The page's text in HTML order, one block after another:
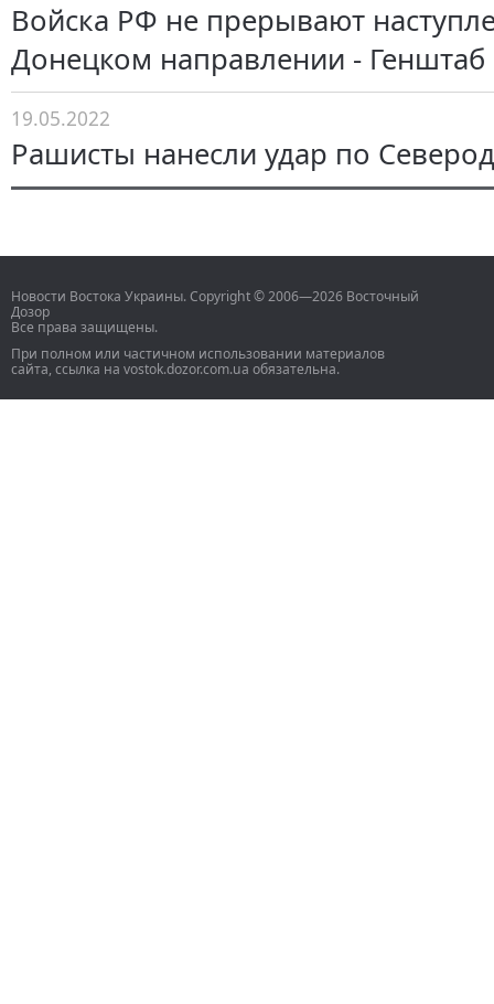
Войска РФ не прерывают
Донецком направлении - Генштаб
19.05.2022
Рашисты нанесли удар по
Новости Востока Украины. Copyright © 2006—2026 Восточный
Дозор
Все права защищены.
При полном или частичном использовании материалов
сайта, ссылка на vostok.dozor.com.ua обязательна.